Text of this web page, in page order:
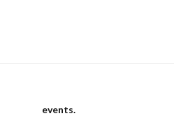
events.